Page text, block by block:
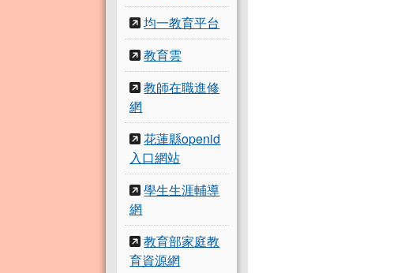
均一教育平台
教育雲
教師在職進修
網
花蓮縣openid
入口網站
學生生涯輔導
網
教育部家庭教
育資源網